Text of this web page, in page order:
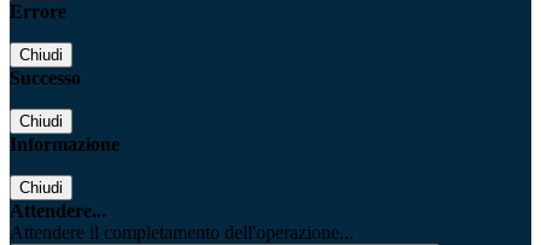
Errore
Chiudi
Successo
Chiudi
Informazione
Chiudi
Attendere...
Attendere il completamento dell'operazione...